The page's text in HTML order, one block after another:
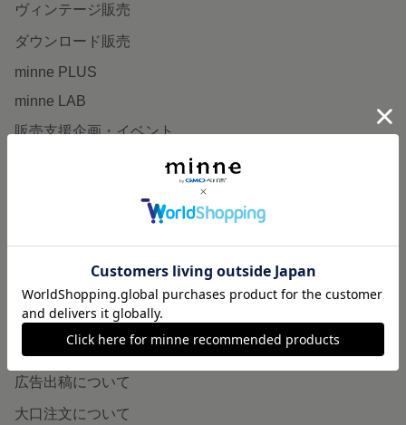
ヴィンテージ販売
ダウンロード販売
minne PLUS
minne LAB
販売支援企画・イベント
minneとものづくりと
minneの本
企業の方へ
広告出稿について
大口注文について